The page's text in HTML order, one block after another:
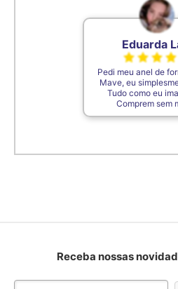
Eduarda
Pedi meu anel de
Mave, eu
Tudo como eu
Comprem sem
Receba nossas
Inscreva-